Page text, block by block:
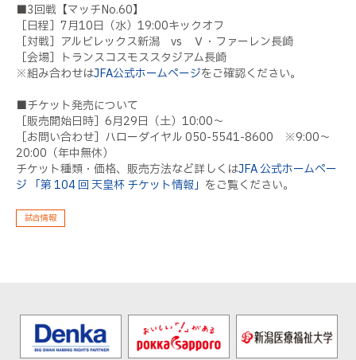
■3回戦【マッチNo.60】
［日程］7月10日（水）19:00キックオフ
［対戦］アルビレックス新潟 vs Ｖ・ファーレン長崎
［会場］トランスコスモススタジアム長崎
※組み合わせはJFA公式ホームページをご確認ください。
■チケット発売について
［販売開始日時］6月29日（土）10:00～
［お問い合わせ］ハローダイヤル 050-5541-8600 ※9:00～
20:00（年中無休）
チケット種類・価格、販売方法など詳しくはJFA 公式ホームペー
ジ 「第 104 回 天皇杯 チケット情報」 をご覧ください。
試合情報